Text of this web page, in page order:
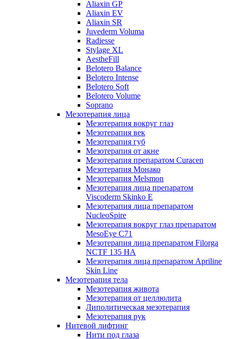
Aliaxin GP
Aliaxin EV
Aliaxin SR
Juvederm Voluma
Radiesse
Stylage XL
AestheFill
Belotero Balance
Belotero Intense
Belotero Soft
Belotero Volume
Soprano
Мезотерапия лица
Мезотерапия вокруг глаз
Мезотерапия век
Мезотерапия губ
Мезотерапия от акне
Мезотерапия препаратом Curacen
Мезотерапия Монако
Мезотерапия Melsmon
Мезотерапия лица препаратом
Viscoderm Skinko E
Мезотерапия лица препаратом
NucleoSpire
Мезотерапия вокруг глаз препаратом
MesoEye С71
Мезотерапия лица препаратом Filorga
NCTF 135 HA
Мезотерапия лица препаратом Apriline
Skin Line
Мезотерапия тела
Мезотерапия живота
Мезотерапия от целлюлита
Липолитическая мезотерапия
Мезотерапия рук
Нитевой лифтинг
Нити под глаза